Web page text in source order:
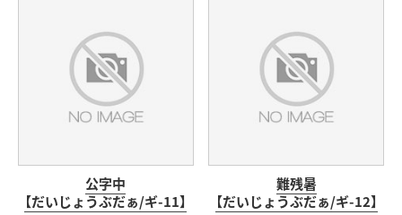
公字中
【だいじょうぶだぁ/ギ-11】
難残暑
【だいじょうぶだぁ/ギ-12】